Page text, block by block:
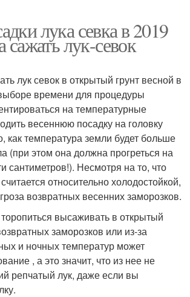
лука севка в 2019
сажать лук-севок
лук севок в открытый грунт весной в
времени для процедуры
на температурные
весеннюю посадку на головку
как температура земли будет больше
(при этом она должна прогреться на
сантиметров!). Несмотря на то, что
относительно холодостойкой,
возвратных весенних заморозков.
высаживать в открытый
заморозков или из-за
и ночных температур может
, а это значит, что из нее не
репчатый лук, даже если вы